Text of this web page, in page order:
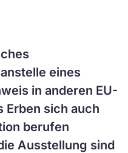
eines
in anderen EU-
Erben sich auch
berufen
Ausstellung sind